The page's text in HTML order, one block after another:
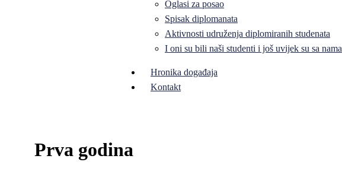
Oglasi za posao
Spisak diplomanata
Aktivnosti udruženja diplomiranih studenata
I oni su bili naši studenti i još uvijek su sa nama
Hronika događaja
Kontakt
Prva godina